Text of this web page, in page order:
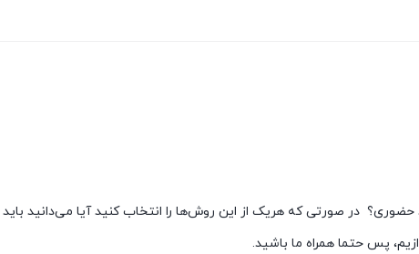
در صورتی که هریک از این روش‌ها را انتخاب کنید آیا می‌دانید باید
پس حتما همراه ما باشید.